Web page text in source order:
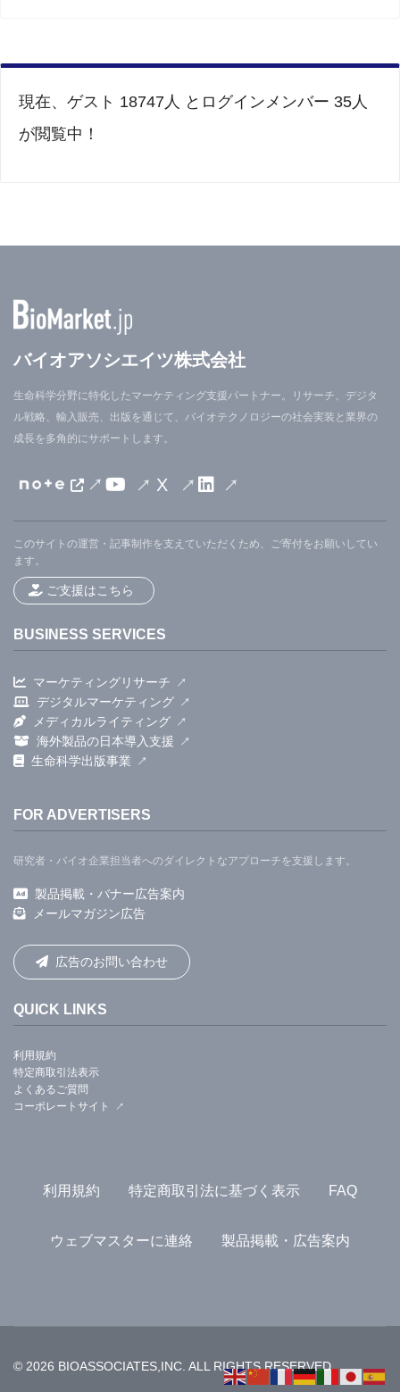
現在、ゲスト 18747人 とログインメンバー 35人
が閲覧中！
バイオアソシエイツ株式会社
生命科学分野に特化したマーケティング支援パートナー。リサーチ、デジタ
ル戦略、輸入販売、出版を通じて、バイオテクノロジーの社会実装と業界の
成長を多角的にサポートします。
X
このサイトの運営・記事制作を支えていただくため、ご寄付をお願いしてい
ます。
ご支援はこちら
BUSINESS SERVICES
マーケティングリサーチ
デジタルマーケティング
メディカルライティング
海外製品の日本導入支援
生命科学出版事業
FOR ADVERTISERS
研究者・バイオ企業担当者へのダイレクトなアプローチを支援します。
製品掲載・バナー広告案内
メールマガジン広告
広告のお問い合わせ
QUICK LINKS
利用規約
特定商取引法表示
よくあるご質問
コーポレートサイト
利用規約 特定商取引法に基づく表示 FAQ
ウェブマスターに連絡 製品掲載・広告案内
© 2026 BIOASSOCIATES,INC. ALL RIGHTS RESERVED